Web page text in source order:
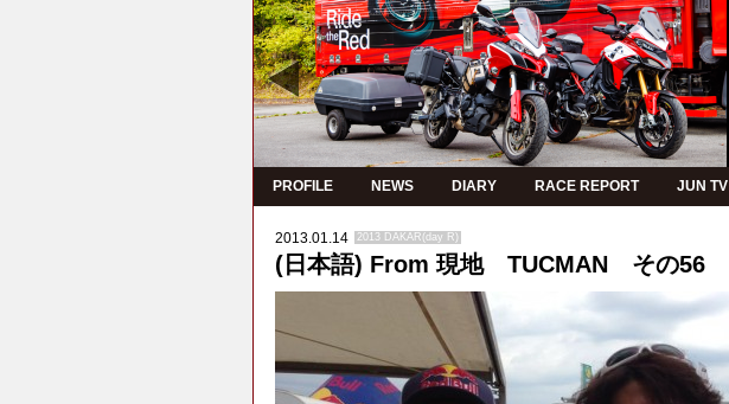
PROFILE NEWS DIARY RACE REPORT JUN TV
2013.01.14 2013 DAKAR(day R)
(日本語) From 現地 TUCMAN その56